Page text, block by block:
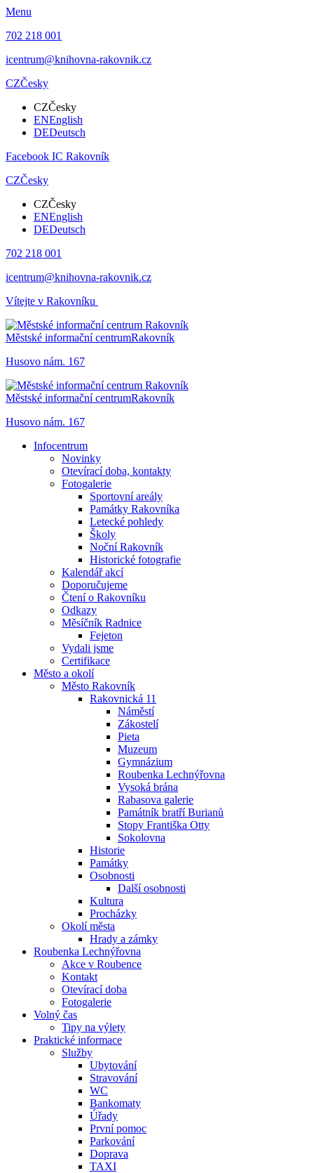
Menu
702 218 001
icentrum@knihovna-rakovnik.cz
CZČesky
CZČesky
ENEnglish
DEDeutsch
Facebook IC Rakovník
CZČesky
CZČesky
ENEnglish
DEDeutsch
702 218 001
icentrum@knihovna-rakovnik.cz
Vítejte v Rakovníku
Městské informační centrumRakovník
Husovo nám. 167
Městské informační centrumRakovník
Husovo nám. 167
Infocentrum
Novinky
Otevírací doba, kontakty
Fotogalerie
Sportovní areály
Památky Rakovníka
Letecké pohledy
Školy
Noční Rakovník
Historické fotografie
Kalendář akcí
Doporučujeme
Čtení o Rakovníku
Odkazy
Měsíčník Radnice
Fejeton
Vydali jsme
Certifikace
Město a okolí
Město Rakovník
Rakovnická 11
Náměstí
Zákostelí
Pieta
Muzeum
Gymnázium
Roubenka Lechnýřovna
Vysoká brána
Rabasova galerie
Památník bratří Burianů
Stopy Františka Otty
Sokolovna
Historie
Památky
Osobnosti
Další osobnosti
Kultura
Procházky
Okolí města
Hrady a zámky
Roubenka Lechnýřovna
Akce v Roubence
Kontakt
Otevírací doba
Fotogalerie
Volný čas
Tipy na výlety
Praktické informace
Služby
Ubytování
Stravování
WC
Bankomaty
Úřady
První pomoc
Parkování
Doprava
TAXI